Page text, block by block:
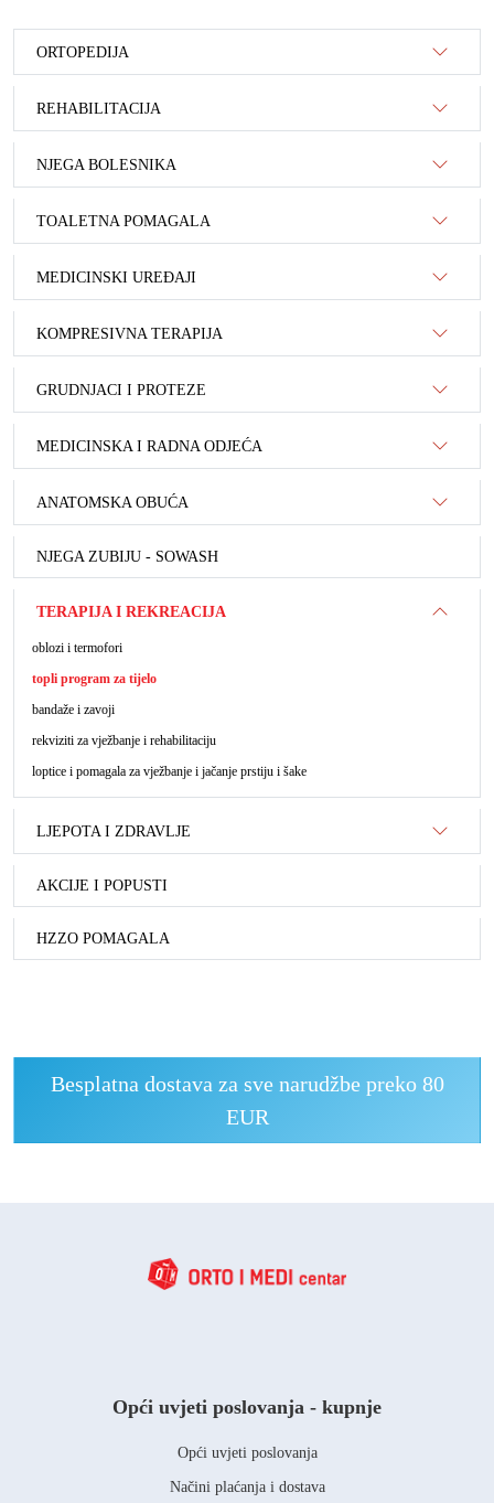
ORTOPEDIJA
REHABILITACIJA
NJEGA BOLESNIKA
TOALETNA POMAGALA
MEDICINSKI UREĐAJI
KOMPRESIVNA TERAPIJA
GRUDNJACI I PROTEZE
MEDICINSKA I RADNA ODJEĆA
ANATOMSKA OBUĆA
NJEGA ZUBIJU - SOWASH
TERAPIJA I REKREACIJA
oblozi i termofori
topli program za tijelo
bandaže i zavoji
rekviziti za vježbanje i rehabilitaciju
loptice i pomagala za vježbanje i jačanje prstiju i šake
LJEPOTA I ZDRAVLJE
AKCIJE I POPUSTI
HZZO POMAGALA
Besplatna dostava za sve narudžbe preko 80
EUR
Opći uvjeti poslovanja - kupnje
Opći uvjeti poslovanja
Načini plaćanja i dostava